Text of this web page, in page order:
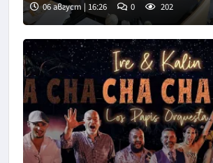
06 август | 16:26 0 202